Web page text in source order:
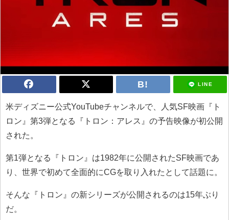
LINE
米ディズニー公式YouTubeチャンネルで、人気SF映画『ト
ロン』第3弾となる『トロン：アレス』の予告映像が初公開
された。
第1弾となる『トロン』は1982年に公開されたSF映画であ
り、世界で初めて全面的にCGを取り入れたとして話題に。
そんな『トロン』の新シリーズが公開されるのは15年ぶり
だ。